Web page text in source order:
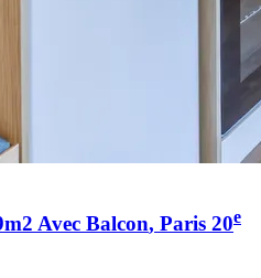
Avec Balcon, Paris 20e